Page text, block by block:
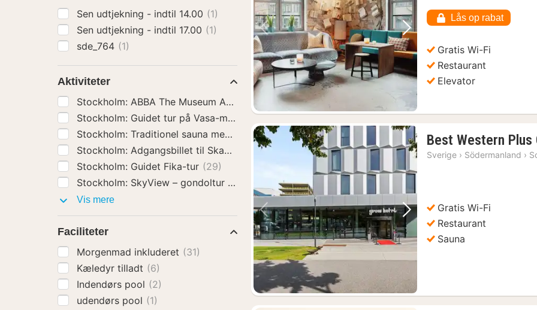
Forrige billede Næste billede
641
kr.
Lås op rabat
Gratis Wi-Fi
Restaurant
Elevator
Forrige billede Næste billede
Best Western Plus
Sverige › Södermanland ›
Gratis Wi-Fi
Restaurant
Sauna
Sen udtjekning - indtil 14.00 (1)
Sen udtjekning - indtil 17.00 (1)
sde_764 (1)
Aktiviteter
Stockholm: ABBA The Museum Adgangsbillet(29)
Stockholm: Guidet tur på Vasa-museet inkl. entré
Stockholm: Traditionel sauna med Polar Plunge i Østersøen
Stockholm: Adgangsbillet til Skansen Friluftsmuseum(29)
Stockholm: Guidet Fika-tur (29)
Stockholm: SkyView – gondoltur i glas
Vis mereAktiviteter
Faciliteter
Morgenmad inkluderet (31)
Kæledyr tilladt (6)
Indendørs pool (2)
udendørs pool (1)